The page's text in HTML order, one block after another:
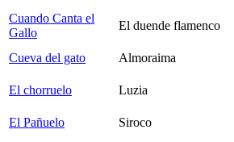
Cuando Canta el
Gallo
El duende flamenco
Cueva del gato
Almoraima
El chorruelo
Luzia
El Pañuelo
Siroco